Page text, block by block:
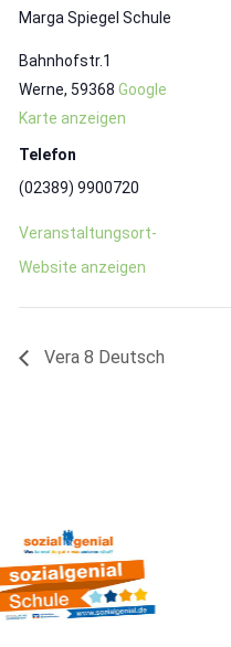
Marga Spiegel Schule
Bahnhofstr.1
Werne, 59368 Google
Karte anzeigen
Telefon
(02389) 9900720
Veranstaltungsort-
Website anzeigen
Vera 8 Deutsch